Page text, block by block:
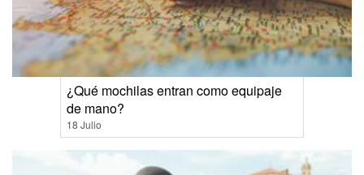
¿Qué mochilas entran como equipaje
de mano?
18 Julio